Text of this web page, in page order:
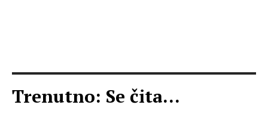
Trenutno: Se čita...